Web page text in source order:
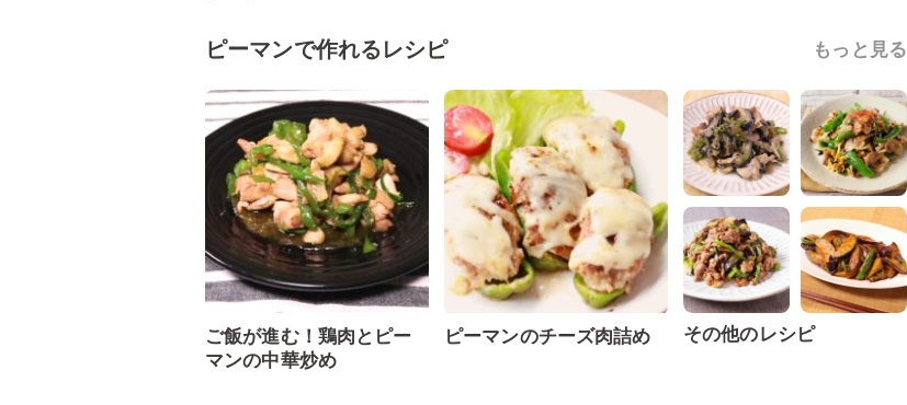
ピーマンで作れるレシピ もっと見る
ご飯が進む！鶏肉とピー
マンの中華炒め
ピーマンのチーズ肉詰め その他のレシピ